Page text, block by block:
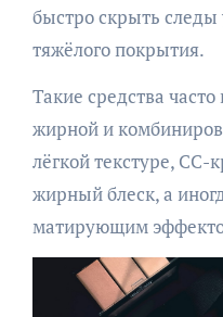
быстро скрыть следы
тяжёлого покрытия.
Такие средства
жирной и
лёгкой текстуре,
жирный блеск, а
матирующим